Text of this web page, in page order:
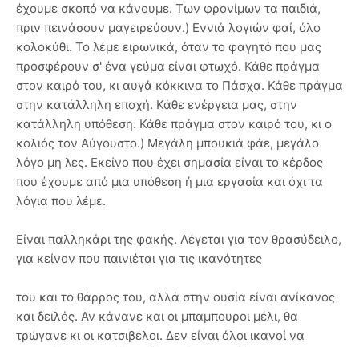
έχουμε σκοπό να κάνουμε. Των φρονίμων τα παιδιά,
πριν πεινάσουν μαγειρεύουν.) Εννιά λογιών φαί, όλο
κολοκύθι. Το λέμε ειρωνικά, όταν το φαγητό που μας
προσφέρουν σ' ένα γεύμα είναι φτωχό. Κάθε πράγμα
στον καιρό του, κι αυγά κόκκινα το Πάσχα. Κάθε πράγμα
στην κατάλληλη εποχή. Κάθε ενέργεια μας, στην
κατάλληλη υπόθεση. Κάθε πράγμα στον καιρό του, κι ο
κολιός τον Αύγουστο.) Μεγάλη μπουκιά φάε, μεγάλο
λόγο μη λες. Εκείνο που έχει σημασία είναι το κέρδος
που έχουμε από μια υπόθεση ή μια εργασία και όχι τα
λόγια που λέμε.
Είναι παλληκάρι της φακής. Λέγεται για τον θρασύδειλο,
για κείνον που παινιέται για τις ικανότητες
του και το θάρρος του, αλλά στην ουσία είναι ανίκανος
και δειλός. Αν κάνανε και οι μπαμπουροι μέλι, θα
τρώγανε κι οι κατσιβέλοι. Δεν είναι όλοι ικανοί να